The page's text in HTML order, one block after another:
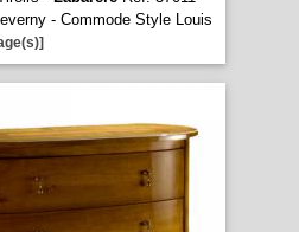
- Commode Style Louis